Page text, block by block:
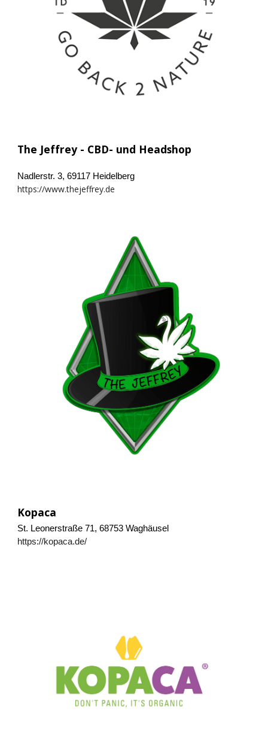
The Jeffrey - CBD- und Headshop
Nadlerstr. 3, 69117 Heidelberg
https://www.thejeffrey.de
Kopaca
St. Leonerstraße 71, 68753 Waghäusel
https://kopaca.de/